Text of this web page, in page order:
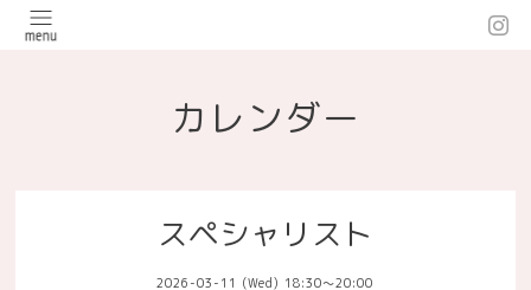
カレンダー
スペシャリスト
2026-03-11 (Wed) 18:30～20:00